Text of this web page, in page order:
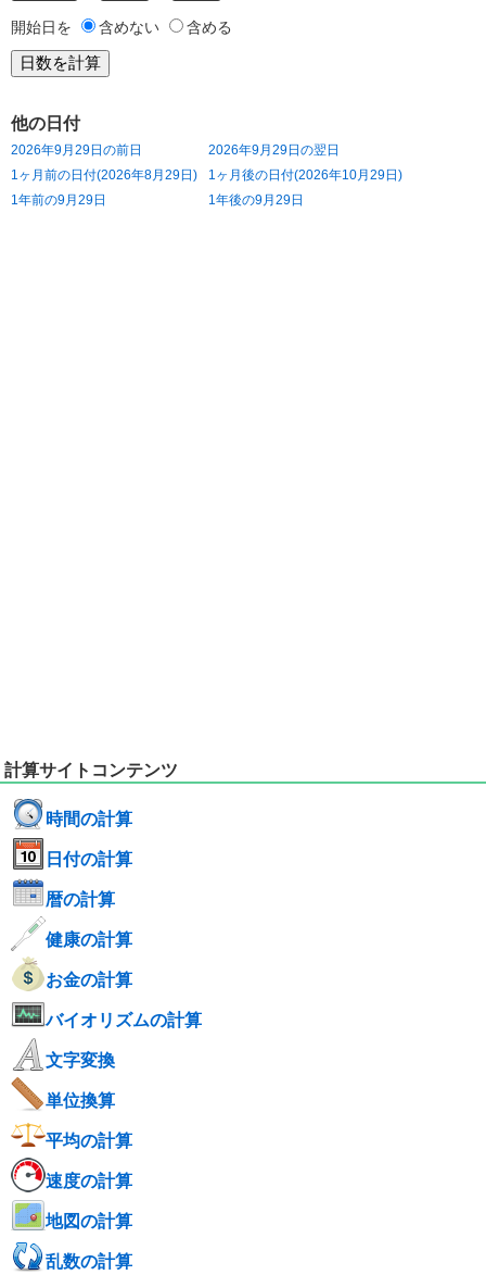
開始日を 含めない 含める
他の日付
2026年9月29日の前日
2026年9月29日の翌日
1ヶ月前の日付(2026年8月29日)
1ヶ月後の日付(2026年10月29日)
1年前の9月29日
1年後の9月29日
計算サイトコンテンツ
時間の計算
日付の計算
暦の計算
健康の計算
お金の計算
バイオリズムの計算
文字変換
単位換算
平均の計算
速度の計算
地図の計算
乱数の計算